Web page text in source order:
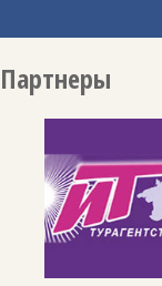
Партнеры